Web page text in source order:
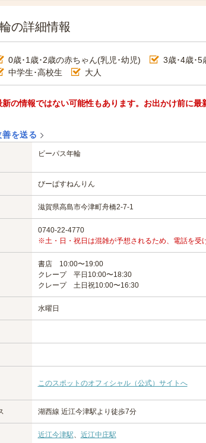
の詳細情報
0歳･1歳･2歳の赤ちゃん(乳児･幼児) 3歳･4歳･5
中学生･高校生
大人
の情報ではない可能性もあります。お出かけ前に最
善を送る
ビーパス年輪
びーぱすねんりん
滋賀県高島市今津町舟橋2-7-1
0740-22-4770
※土・日・祝日は混雑が予想されるため、電話を受
書店 10:00〜19:00
クレープ 平日10:00〜18:30
クレープ 土日祝10:00〜16:30
水曜日
このスポットのオフィシャル（公式）サイトへ
湖西線 近江今津駅より徒歩7分
近江今津駅、 近江中庄駅